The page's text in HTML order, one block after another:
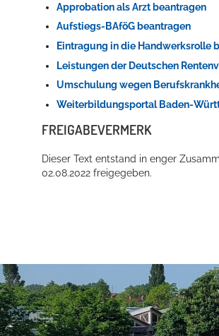
Konzerte, Tagungen und vieles mehr
Approbation als Arzt beantragen
Aufstiegs-BAföG beantragen
Eintragung in die Handwerksrolle
Leistungen der Deutschen
Umschulung wegen
Weiterbildungsportal Baden-
FREIGABEVERMERK
Dieser Text entstand in enger
02.08.2022 freigegeben.
Anschrift und Bankverbindung
Stadt Hockenheim